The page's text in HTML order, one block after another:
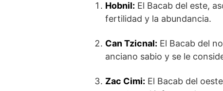
Hobnil: El Bacab del este,
fertilidad y la abundancia.
Can Tzicnal: El Bacab del
anciano sabio y se le
Zac Cimi: El Bacab del